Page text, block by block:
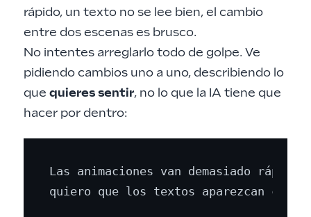
rápido, un texto no se lee bien, el cambio
entre dos escenas es brusco.
No intentes arreglarlo todo de golpe. Ve
pidiendo cambios uno a uno, describiendo lo
que quieres sentir, no lo que la IA tiene que
hacer por dentro:
Las animaciones van demasiado rápido,